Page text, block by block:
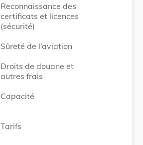
Reconnaissance des
certificats et licences
(sécurité)
Sûreté de l’aviation
Droits de douane et
autres frais
Capacité
Tarifs